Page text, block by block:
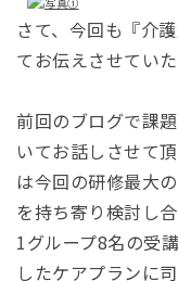
さて、今回も『介
てお伝えさせていた
前回のブログで課
いてお話しさせて
は今回の研修最大
を持ち寄り検討し
1グループ8名の受
したケアプランに